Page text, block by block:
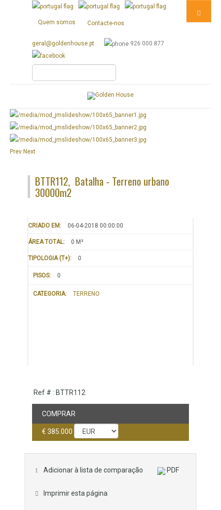
Quem somos Contacte-nos
geral@goldenhouse.pt 926 000 877
Prev Next
BTTR112, Batalha - Terreno urbano
30000m2
CRIADO EM: 06-04-2018 00:00:00
ÁREA TOTAL: 0 M²
TIPOLOGIA (T+): 0
PISOS: 0
CATEGORIA: TERRENO
Ref # : BTTR112
COMPRAR
€ 385.000
Adicionar à lista de comparação PDF
Imprimir esta página